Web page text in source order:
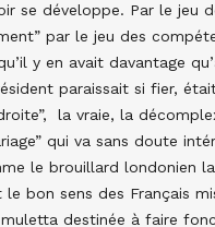
se développe. Par le jeu
par le jeu des
y en avait davantage
paraissait si fier,
la vraie, la
qui va sans doute
le brouillard londonien
bon sens des Français
destinée à faire